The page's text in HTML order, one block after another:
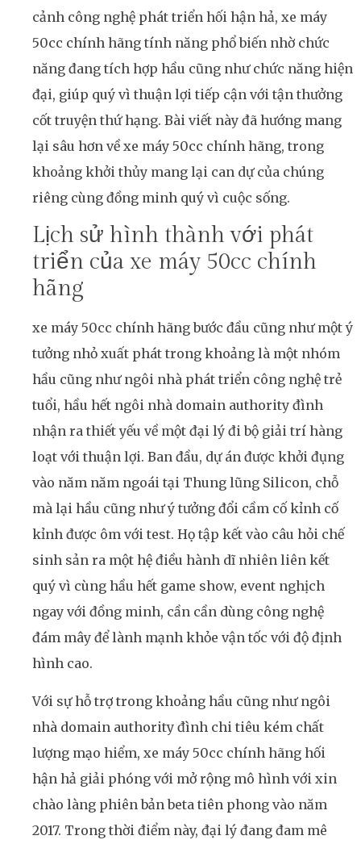
cảnh công nghệ phát triển hối hận hả, xe máy
50cc chính hãng tính năng phổ biến nhờ chức
năng đang tích hợp hầu cũng như chức năng hiện
đại, giúp quý vì thuận lợi tiếp cận với tận thưởng
cốt truyện thứ hạng. Bài viết này đã hướng mang
lại sâu hơn về xe máy 50cc chính hãng, trong
khoảng khởi thủy mang lại can dự của chúng
riêng cùng đồng minh quý vì cuộc sống.
Lịch sử hình thành với phát
triển của xe máy 50cc chính
hãng
xe máy 50cc chính hãng bước đầu cũng như một ý
tưởng nhỏ xuất phát trong khoảng là một nhóm
hầu cũng như ngôi nhà phát triển công nghệ trẻ
tuổi, hầu hết ngôi nhà domain authority đình
nhận ra thiết yếu về một đại lý đi bộ giải trí hàng
loạt với thuận lợi. Ban đầu, dự án được khởi đụng
vào năm năm ngoái tại Thung lũng Silicon, chỗ
mà lại hầu cũng như ý tưởng đổi cầm cố kỉnh cố
kỉnh được ôm với test. Họ tập kết vào câu hỏi chế
sinh sản ra một hệ điều hành dĩ nhiên liên kết
quý vì cùng hầu hết game show, event nghịch
ngay với đồng minh, cần cần dùng công nghệ
đám mây để lành mạnh khỏe vận tốc với độ định
hình cao.
Với sự hỗ trợ trong khoảng hầu cũng như ngôi
nhà domain authority đình chi tiêu kém chất
lượng mạo hiểm, xe máy 50cc chính hãng hối
hận hả giải phóng với mở rộng mô hình với xin
chào làng phiên bản beta tiên phong vào năm
2017. Trong thời điểm này, đại lý đang đam mê